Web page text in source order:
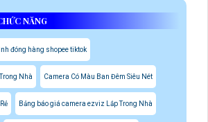
NĂNG
đóng hàng shopee tiktok
Nhà Camera Có Màu Ban Đêm Siêu Nét
Bảng báo giá camera ezviz Lắp Trong Nhà